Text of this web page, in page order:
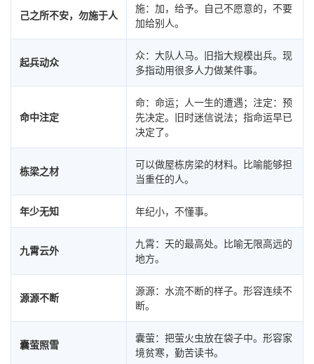
己之所不安，勿施于人
施：加，给予。自己不愿意的，不要
加给别人。
起兵动众
众：大队人马。旧指大规模出兵。现
多指动用很多人力做某件事。
命中注定
命：命运；人一生的遭遇；注定：预
先决定。旧时迷信说法；指命运早已
决定了。
栋梁之材
可以做屋栋房梁的材料。比喻能够担
当重任的人。
年少无知 年纪小，不懂事。
九霄云外
九霄：天的最高处。比喻无限高远的
地方。
源源不断
源源：水流不断的样子。形容连续不
断。
囊萤照雪
囊萤：把萤火虫放在袋子中。形容家
境贫寒，勤苦读书。